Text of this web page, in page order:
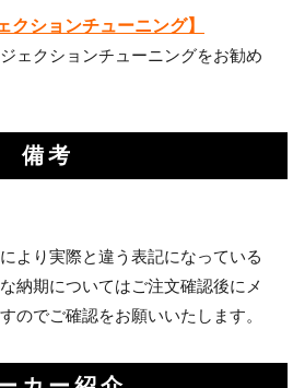
クションチューニング】
ェクションチューニングをお勧め
備考
より実際と違う表記になっている
納期についてはご注文確認後にメ
のでご確認をお願いいたします。